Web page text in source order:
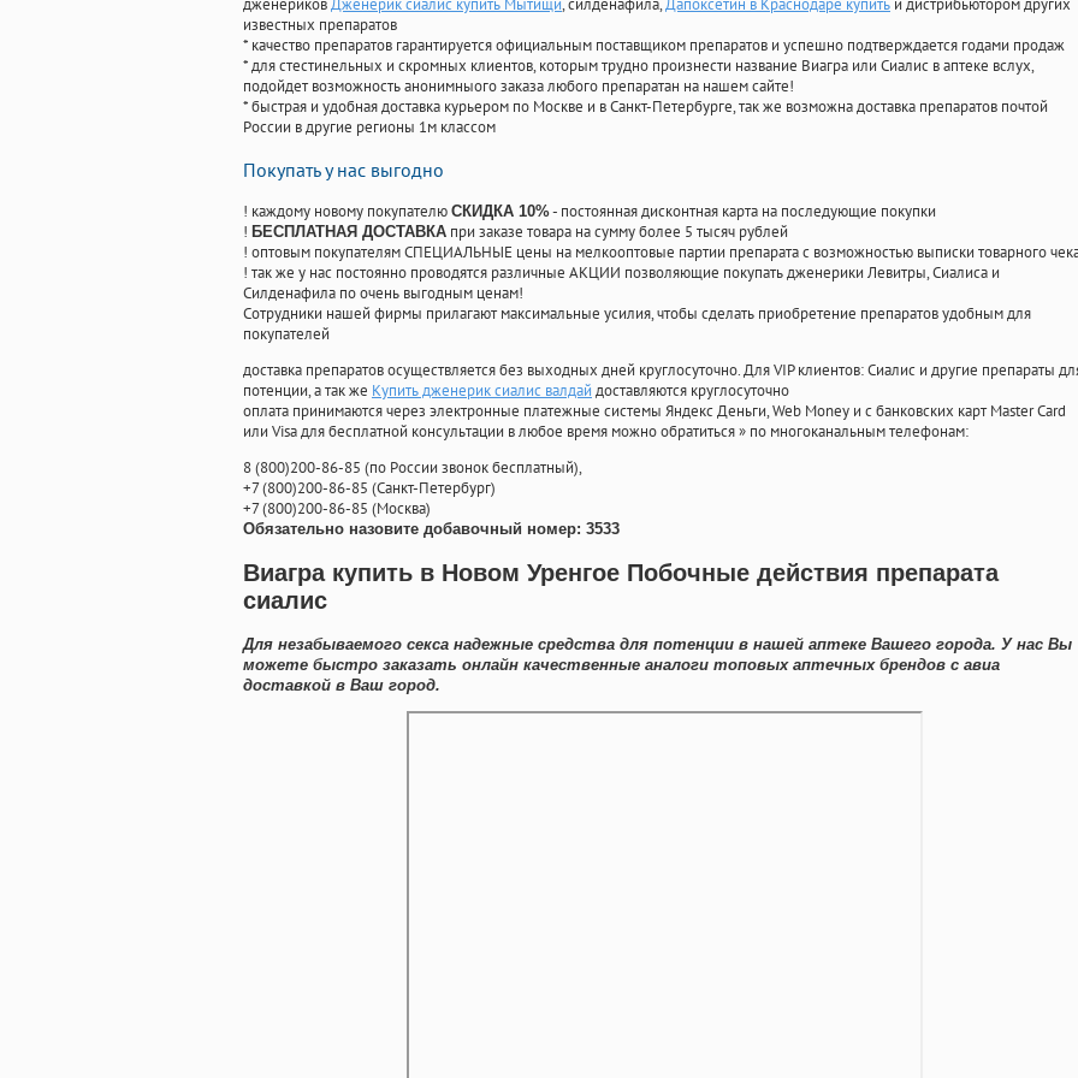
дженериковДженерик сиалис купить Мытищи, силденафила,Дапоксетин в Краснодаре купить и дистрибьютором других
известных препаратов
* качество препаратов гарантируется официальным поставщиком препаратов и успешно подтверждается годами продаж
* для стестинельных и скромных клиентов, которым трудно произнести название Виагра или Сиалис в аптеке вслух,
подойдет возможность анонимныого заказа любого препаратан на нашем сайте!
* быстрая и удобная доставка курьером по Москве и в Санкт-Петербурге, так же возможна доставка препаратов почтой
России в другие регионы 1м классом
Покупать у нас выгодно
! каждому новому покупателю СКИДКА 10%- постоянная дисконтная карта на последующие покупки
! БЕСПЛАТНАЯ ДОСТАВКА при заказе товара на сумму более 5 тысяч рублей
! оптовым покупателям СПЕЦИАЛЬНЫЕ цены на мелкооптовые партии препарата с возможностью выписки товарного
! так же у нас постоянно проводятся различные АКЦИИ позволяющие покупать дженерики Левитры, Сиалиса и
Силденафила по очень выгодным ценам!
Cотрудники нашей фирмы прилагают максимальные усилия, чтобы сделать приобретение препаратов удобным для
покупателей
доставка препаратов осуществляется без выходных дней круглосуточно. Для VIP клиентов: Сиалис и другие препараты
потенции, а так же Купить дженерик сиалис валдай доставляются круглосуточно
оплата принимаются через электронные платежные системы Яндекс Деньги, Web Money и с банковских карт Master Card
или Visa для бесплатной консультации в любое время можно обратиться» по многоканальным телефонам:
8(800)200-86-85 (по России звонок бесплатный),
+7(800)200-86-85 (Санкт-Петербург)
+7(800)200-86-85 (Москва)
Обязательно назовите добавочный номер: 3533
Виагра купить в Новом Уренгое Побочные действия препарата
сиалис
Для незабываемого секса надежные средства для потенции в нашей аптеке Вашего города. У нас Вы
можете быстро заказать онлайн качественные аналоги топовых аптечных брендов с авиа
доставкой в Ваш город.